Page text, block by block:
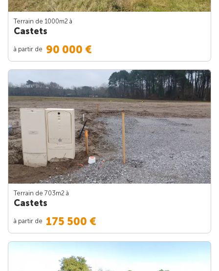
Terrain de 1000m2 à
Castets
à partir de 90 000 €
Terrain de 703m2 à
Castets
à partir de 175 500 €